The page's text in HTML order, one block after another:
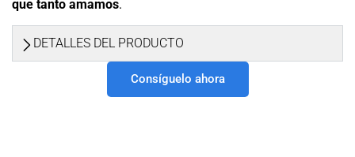
que tanto amamos.
DETALLES DEL PRODUCTO
Consíguelo ahora